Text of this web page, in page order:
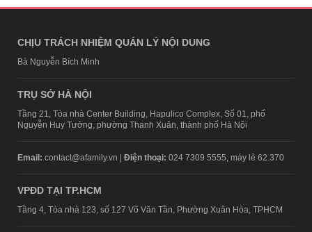
CHỊU TRÁCH NHIỆM QUẢN LÝ NỘI DUNG
Bà Nguyễn Bích Minh
TRỤ SỞ HÀ NỘI
Tầng 21, Tòa nhà Center Building, Hapulico Complex, Số 01, phố
Nguyễn Huy Tưởng, phường Thanh Xuân, thành phố Hà Nội
Email: contact@afamily.vn | Điện thoại: 024 7309 5555, máy lẻ 62.370
VPĐD TẠI TP.HCM
Tầng 4, Tòa nhà 123, số 127 Võ Văn Tần, Phường Xuân Hòa, TPHCM